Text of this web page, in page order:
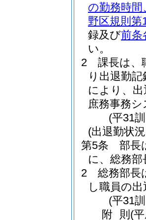
の勤務時間
野区規則第
録及び前条
い。
2
課長は、
り出退勤
により、
庶務事務
(平31
(出退勤状
第5条
部長
に、総務
2
総務部長
し職員の
(平31
附 則 (